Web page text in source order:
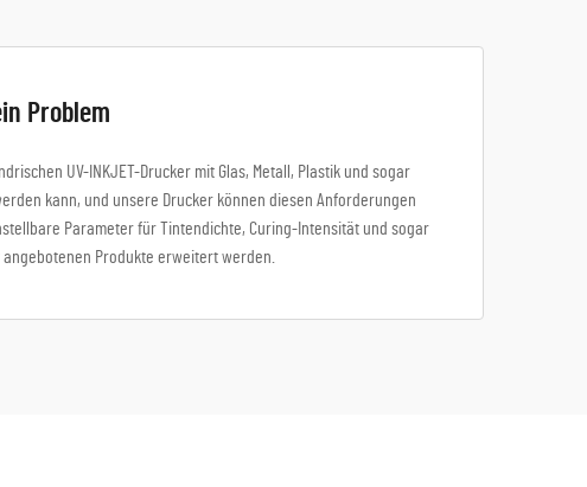
Problem
UV-INKJET-Drucker mit Glas, Metall, Plastik und sogar
kann, und unsere Drucker können diesen Anforderungen
Parameter für Tintendichte, Curing-Intensität und sogar
Produkte erweitert werden.